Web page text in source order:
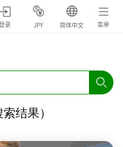
录 JPY 简体中文 菜单
结果）